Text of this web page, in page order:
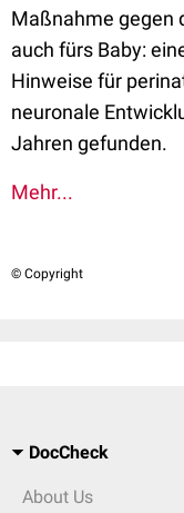
Maßnahme gegen
auch fürs Baby:
Hinweise für
neuronale
Jahren gefunden.
Mehr...
© Copyright
DocCheck
About Us